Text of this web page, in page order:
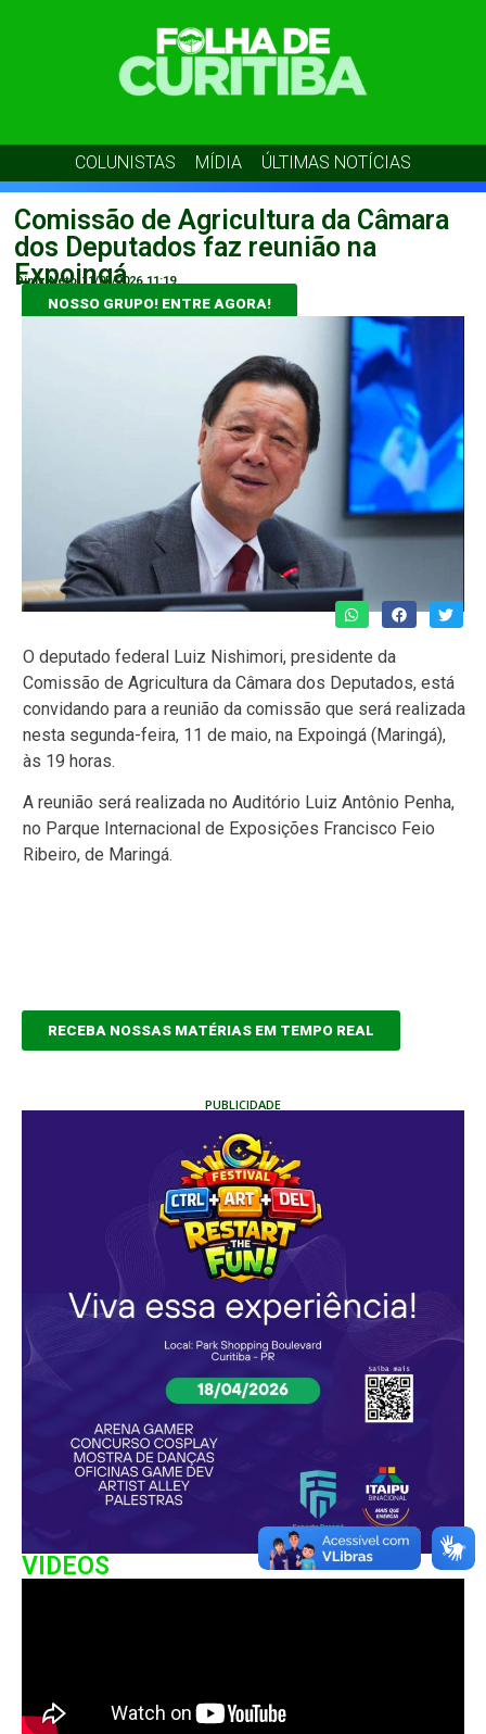
COLUNISTAS MÍDIA ÚLTIMAS NOTÍCIAS
Comissão de Agricultura da Câmara
dos Deputados faz reunião na
Expoingá
Diniz Neto 11/05/2026 11:19
NOSSO GRUPO! ENTRE AGORA!
O deputado federal Luiz Nishimori, presidente da
Comissão de Agricultura da Câmara dos Deputados, está
convidando para a reunião da comissão que será realizada
nesta segunda-feira, 11 de maio, na Expoingá (Maringá),
às 19 horas.
A reunião será realizada no Auditório Luiz Antônio Penha,
no Parque Internacional de Exposições Francisco Feio
Ribeiro, de Maringá.
RECEBA NOSSAS MATÉRIAS EM TEMPO REAL
PUBLICIDADE
VIDEOS